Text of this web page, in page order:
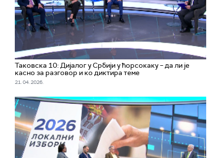
Таковска 10: Дијалог у Србији у ћорсокаку – да ли је
касно за разговор и ко диктира теме
21. 04. 2026.